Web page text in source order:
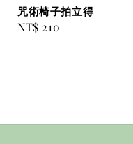
咒術椅子拍立得
Regular
NT$ 210